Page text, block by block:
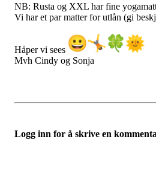
NB: Rusta og XXL har fine
Vi har et par matter for utlån (gi
Håper vi sees
Mvh Cindy og Sonja
Logg inn for å skrive en